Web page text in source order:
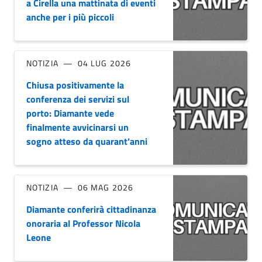
a Cirella una mattinata di eventi
anche per i più piccoli
NOTIZIA 04 LUG 2026
Chiusa positivamente la
conferenza dei servizi sul
porto: Diamante vede
finalmente avvicinarsi un
sogno atteso da quarant’anni
NOTIZIA 06 MAG 2026
Diamante conferirà cittadinanza
onoraria al Professor Nicola
Leone